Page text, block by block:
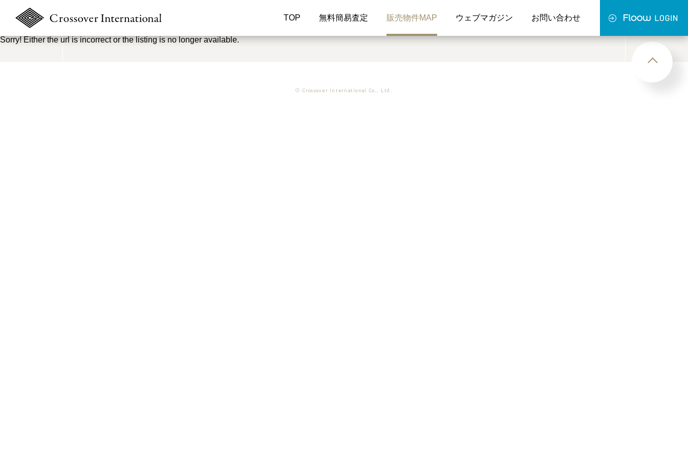
TOP 無料簡易査定 販売物件MAP ウェブマガジン お問い合わせ
Sorry! Either the url is incorrect or the listing is no longer available.
© Crossover International Co., Ltd.